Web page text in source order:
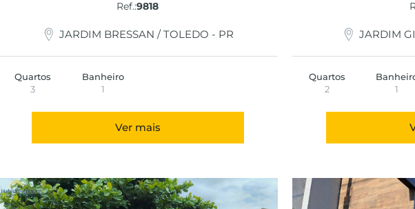
Ref.:9818
JARDIM BRESSAN / TOLEDO - PR
Quartos
3
Banheiro
1
Ver mais
JARDIM
Quartos
2
1